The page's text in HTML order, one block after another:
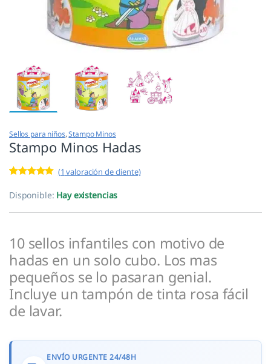
Sellos para niños,Stampo Minos
Stampo Minos Hadas
5.00de 5 en
base a
(1 valoración de cliente)
Disponible: Hay existencias
10 sellos infantiles con motivo de
hadas en un solo cubo. Los mas
pequeños se lo pasaran genial.
Incluye un tampón de tinta rosa fácil
de lavar.
ENVÍO URGENTE 24/48H